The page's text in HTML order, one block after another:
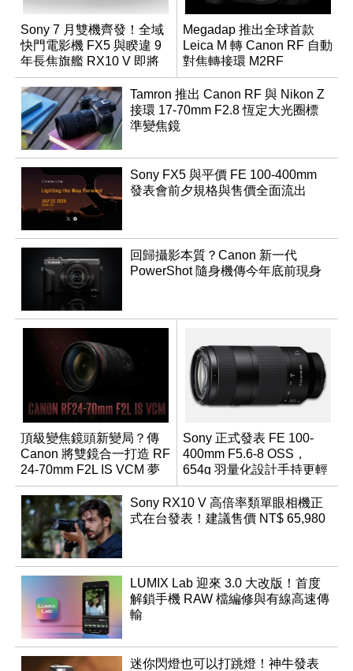
Sony 7 月雙機齊發！全域
快門電影機 FX5 與睽違 9
年長焦旗艦 RX10 V 即將
登場
Megadap 推出全球首款
Leica M 轉 Canon RF 自動
對焦轉接環 M2RF
Tamron 推出 Canon RF 與 Nikon Z
接環 17-70mm F2.8 恆定大光圈標
準變焦鏡
Sony FX5 與平價 FE 100-400mm
發表會前夕規格與售價全面流出
回歸攝影本質？Canon 新一代
PowerShot 隨身機傳今年底前現身
頂級變焦鏡頭新變局？傳
Canon 將雙鏡合一打造 RF
24-70mm F2L IS VCM 夢
幻規格
Sony 正式發表 FE 100-
400mm F5.6-8 OSS，
654g 羽量化設計手持更輕
鬆
Sony RX10 V 高倍率類單眼相機正
式在台發表！建議售價 NT$ 65,980
LUMIX Lab 迎來 3.0 大改版！首度
解鎖手機 RAW 檔編修與有線高速傳
輸
迷你閃燈也可以打跳燈！神牛發表